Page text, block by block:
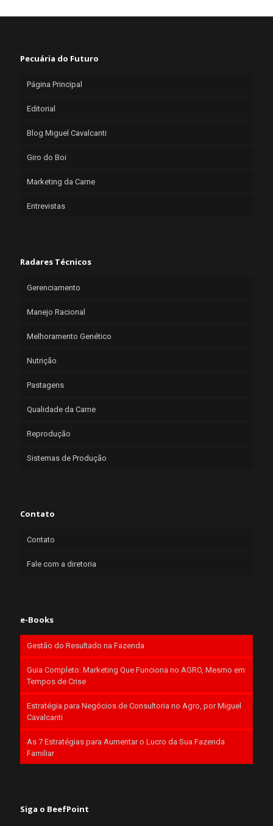
Pecuária do Futuro
Página Principal
Editorial
Blog Miguel Cavalcanti
Giro do Boi
Marketing da Carne
Entrevistas
Radares Técnicos
Gerenciamento
Manejo Racional
Melhoramento Genético
Nutrição
Pastagens
Qualidade da Carne
Reprodução
Sistemas de Produção
Contato
Contato
Fale com a diretoria
e-Books
Gestão do Resultado na Fazenda
Guia Completo: Marketing Que Funciona no AGRO, Mesmo em
Tempos de Crise
Estratégia para Negócios de Consultoria no Agro, por Miguel
Cavalcanti
As 7 Estratégias para Aumentar o Lucro da Sua Fazenda
Familiar
Siga o BeefPoint